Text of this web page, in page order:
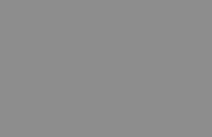
珠 系列蒐藏雕像 悟空 鳥山
作室]